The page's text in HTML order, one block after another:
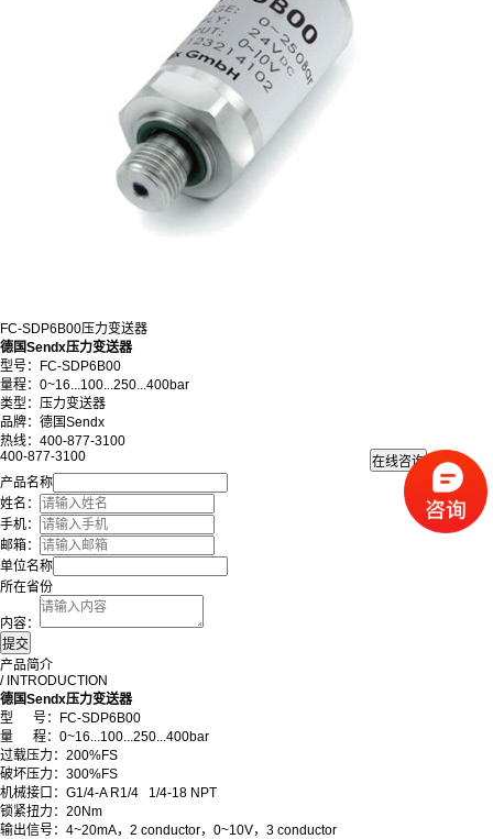
FC-SDP6B00压力变送器
德国Sendx压力变送器
型号：FC-SDP6B00
量程：0~16...100...250...400bar
类型：压力变送器
品牌：德国Sendx
热线：400-877-3100
400-877-3100
产品名称
姓名：
手机：
邮箱：
单位名称
所在省份
内容：
产品简介
/ INTRODUCTION
德国Sendx压力变送器
型 号：FC-SDP6B00
量 程：0~16...100...250...400bar
过载压力：200%FS
破坏压力：300%FS
机械接口：G1/4-A R1/4 1/4-18 NPT
锁紧扭力：20Nm
输出信号：4~20mA，2 conductor，0~10V，3 conductor